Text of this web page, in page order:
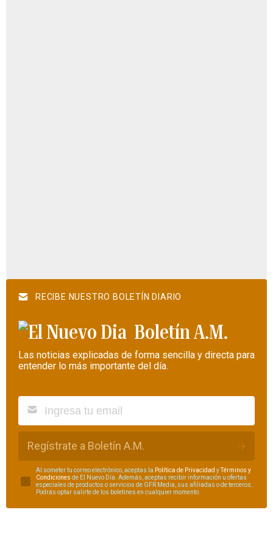
RECIBE NUESTRO BOLETÍN DIARIO
Boletín A.M.
Las noticias explicadas de forma sencilla y directa para
entender lo más importante del día.
Regístrate a Boletín A.M.
Al someter tu correo electrónico, aceptas la Política de Privacidad yTérminos y
Condiciones de El Nuevo Día. Además, aceptas recibir información u ofertas
especiales de productos o servicios de GFR Media, sus afiliadas o de terceros.
Podrás optar salirte de los boletines en cualquier momento.